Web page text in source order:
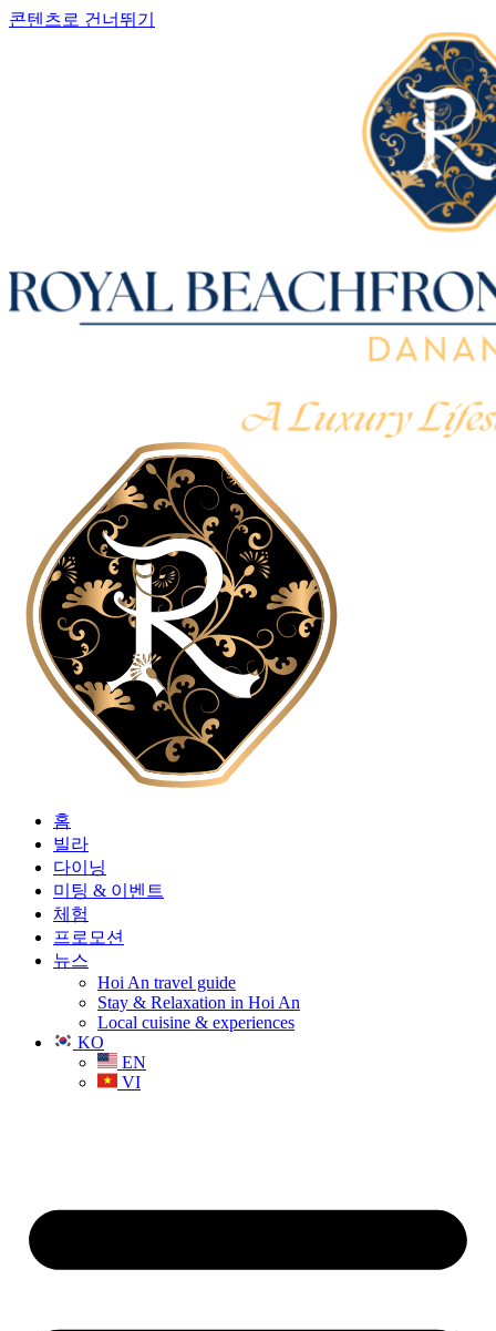
콘텐츠로 건너뛰기
홈
빌라
다이닝
미팅 & 이벤트
체험
프로모션
뉴스
Hoi An travel guide
Stay & Relaxation in Hoi An
Local cuisine & experiences
KO
EN
VI